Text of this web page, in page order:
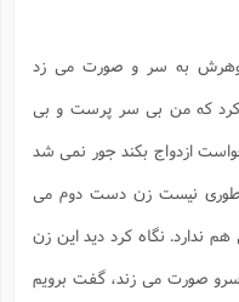
به سر و صورت می زد
کرد که من بی سر پرست و بی
ازدواج بکند جور نمی شد
نیست زن دست دوم می
ندارد. نگاه کرد دید این زن
صورت می زند، گفت برویم